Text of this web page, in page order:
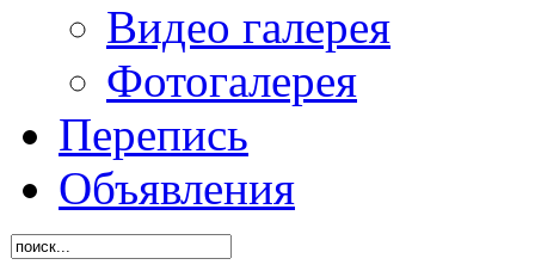
Видео галерея
Фотогалерея
Перепись
Объявления